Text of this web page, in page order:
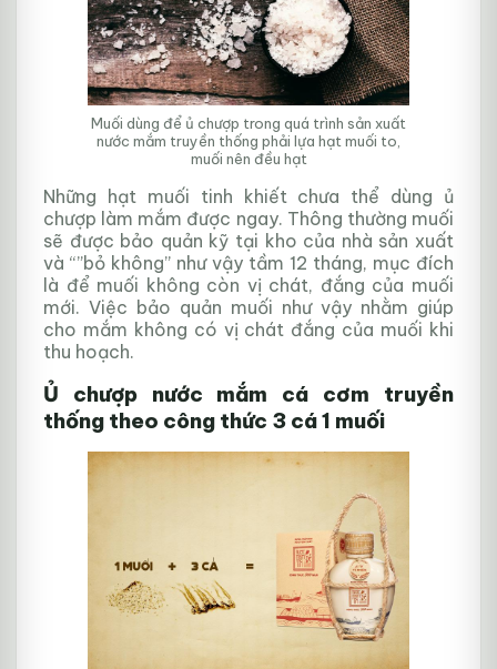
Muối dùng để ủ chượp trong quá trình sản xuất
nước mắm truyền thống phải lựa hạt muối to,
muối nên đều hạt
Những hạt muối tinh khiết chưa thể dùng ủ
chượp làm mắm được ngay. Thông thường muối
sẽ được bảo quản kỹ tại kho của nhà sản xuất
và “”bỏ không” như vậy tầm 12 tháng, mục đích
là để muối không còn vị chát, đắng của muối
mới. Việc bảo quản muối như vậy nhằm giúp
cho mắm không có vị chát đắng của muối khi
thu hoạch.
Ủ chượp nước mắm cá cơm truyền
thống theo công thức 3 cá 1 muối